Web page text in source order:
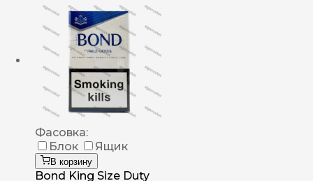
Фасовка:
Блок
Ящик
В корзину
Bond King Size Duty